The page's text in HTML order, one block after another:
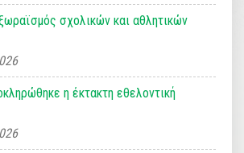
σχολικών και αθλητικών
η έκτακτη εθελοντική